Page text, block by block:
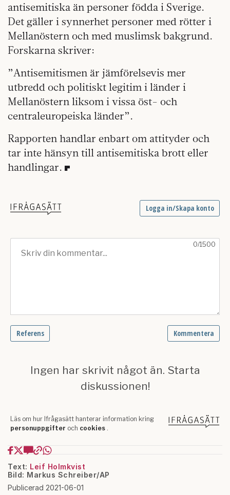
antisemitiska än personer födda i Sverige.
Det gäller i synnerhet personer med rötter i
Mellanöstern och med muslimsk bakgrund.
Forskarna skriver:
”Antisemitismen är jämförelsevis mer
utbredd och politiskt legitim i länder i
Mellanöstern liksom i vissa öst- och
centraleuropeiska länder”.
Rapporten handlar enbart om attityder och
tar inte hänsyn till antisemitiska brott eller
handlingar.
Text: Leif Holmkvist
Bild: Markus Schreiber/AP
Publicerad 2021-06-01